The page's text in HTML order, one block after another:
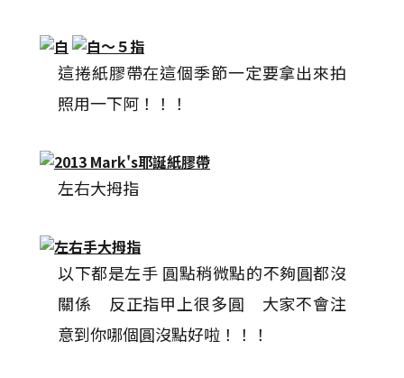
這捲紙膠帶在這個季節一定要拿出來拍
照用一下阿！！！
左右大拇指
以下都是左手 圓點稍微點的不夠圓都沒
關係 反正指甲上很多圓 大家不會注
意到你哪個圓沒點好啦！！！